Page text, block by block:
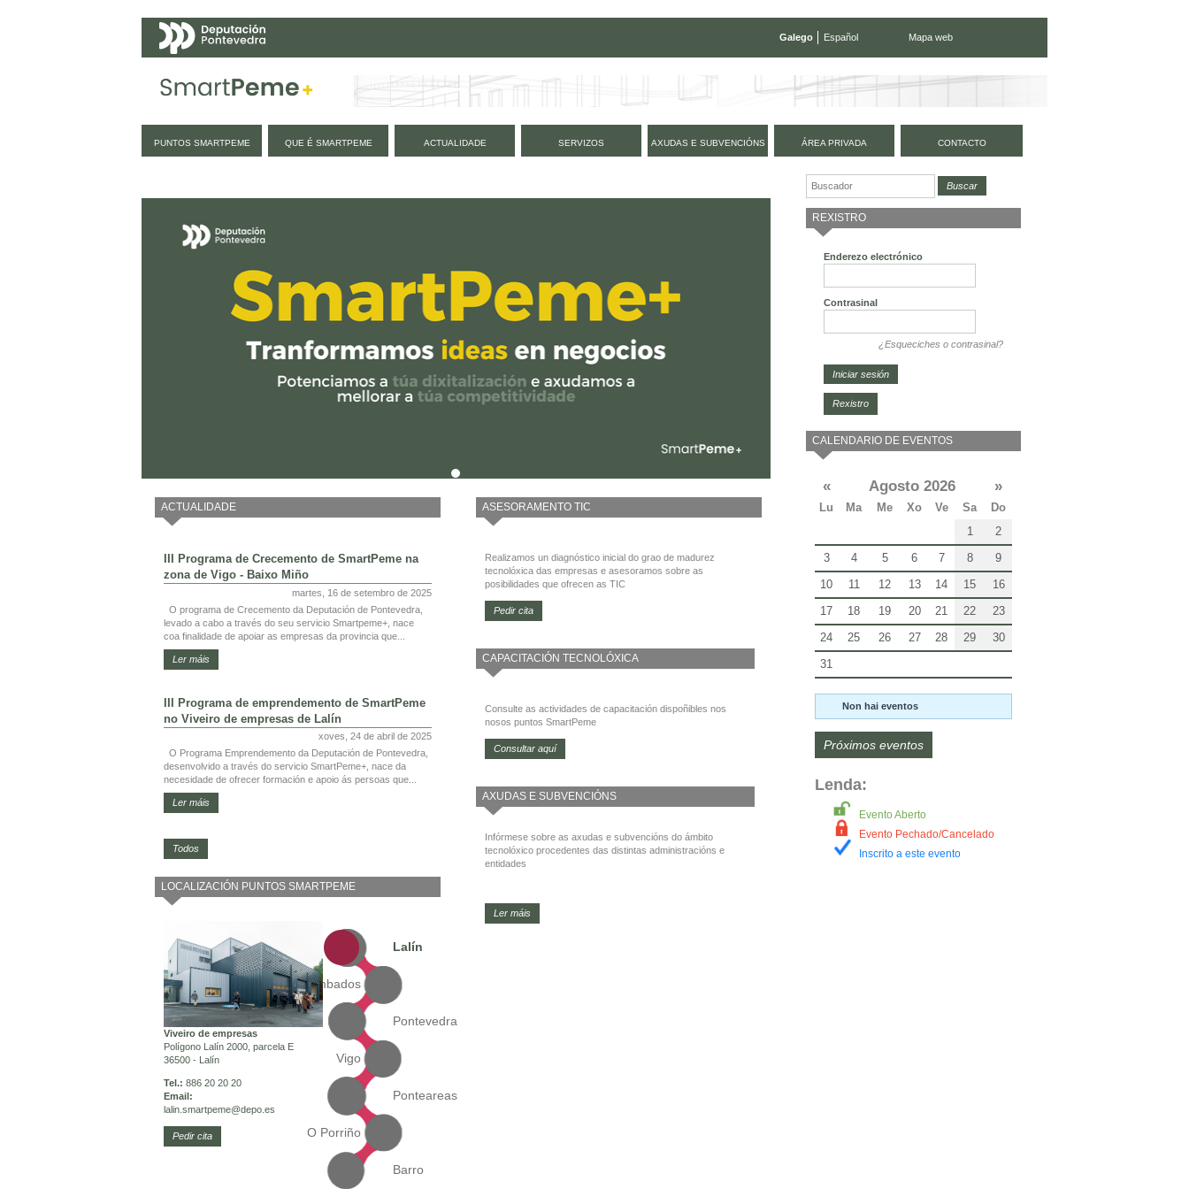
Galego Español Mapa web
PUNTOS SMARTPEME QUE É SMARTPEME ACTUALIDADE SERVIZOS AXUDAS E SUBVENCIÓNS ÁREA PRIVADA CONTACTO
ACTUALIDADE
III Programa de Crecemento de SmartPeme na
zona de Vigo - Baixo Miño
martes, 16 de setembro de 2025
O programa de Crecemento da Deputación de Pontevedra,
levado a cabo a través do seu servicio Smartpeme+, nace
coa finalidade de apoiar as empresas da provincia que...
Ler máis
III Programa de emprendemento de SmartPeme
no Viveiro de empresas de Lalín
xoves, 24 de abril de 2025
O Programa Emprendemento da Deputación de Pontevedra,
desenvolvido a través do servicio SmartPeme+, nace da
necesidade de ofrecer formación e apoio ás persoas que...
Ler máis
Todos
LOCALIZACIÓN PUNTOS SMARTPEME
Viveiro de empresas
Polígono Lalín 2000, parcela E
36500 - Lalín
Tel.: 886 20 20 20
Email:
lalin.smartpeme@depo.es
Pedir cita
Lalín
Cambados
Pontevedra
Vigo
Ponteareas
O Porriño
Barro
ASESORAMENTO TIC
Realizamos un diagnóstico inicial do grao de madurez
tecnolóxica das empresas e asesoramos sobre as
posibilidades que ofrecen as TIC
Pedir cita
CAPACITACIÓN TECNOLÓXICA
Consulte as actividades de capacitación dispoñibles nos
nosos puntos SmartPeme
Consultar aquí
AXUDAS E SUBVENCIÓNS
Infórmese sobre as axudas e subvencións do ámbito
tecnolóxico procedentes das distintas administracións e
entidades
Ler máis
REXISTRO
Enderezo electrónico
Contrasinal
¿Esqueciches o contrasinal?
Rexistro
CALENDARIO DE EVENTOS
« Agosto 2026 »
Lu Ma Me Xo Ve Sa
Do
1
2
3
4 5 6 7 8
9
10
11 12 13 14 15
16
17
18 19 20 21 22
23
24
25 26 27 28 29
30
31
Non hai eventos
Próximos eventos
Lenda:
Evento Aberto
Evento Pechado/Cancelado
Inscrito a este evento